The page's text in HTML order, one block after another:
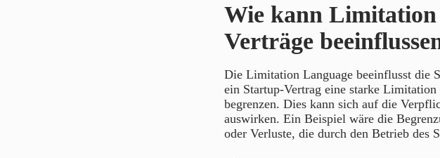
Wie kann
Verträge
Die Limitation Language beeinflusst die
ein Startup-Vertrag eine starke
begrenzen. Dies kann sich auf die
auswirken. Ein Beispiel wäre die
oder Verluste, die durch den Betrieb des